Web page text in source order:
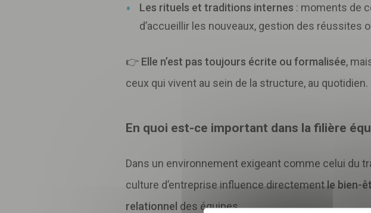
Les rituels et traditions internes : moments de
d’accueillir les nouveaux, gestion des réussites
👉 Elle n’est pas toujours écrite ou formalisée,
ceux qui vivent au sein de la structure, au quotidien.
En quoi est-ce important dans la filière
Dans un environnement exigeant comme celui du
culture d’entreprise influence directement le bien-
relationnel des équipes.
Inscrivez-vous
pour suivre notre